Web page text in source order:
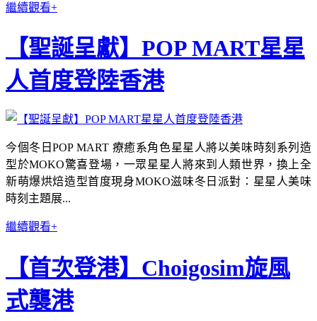
繼續觀看+
【聖誕呈獻】POP MART星星
人首度登陸香港
今個冬日POP MART 療癒系角色星星人將以美味時刻系列造
型於MOKO驚喜登場，一眾星星人將來到人類世界，換上全
新萌爆烘焙造型首度現身MOKO滋味冬日派對：星星人美味
時刻主題展...
繼續觀看+
【首次登港】Choigosim旋風
式襲港